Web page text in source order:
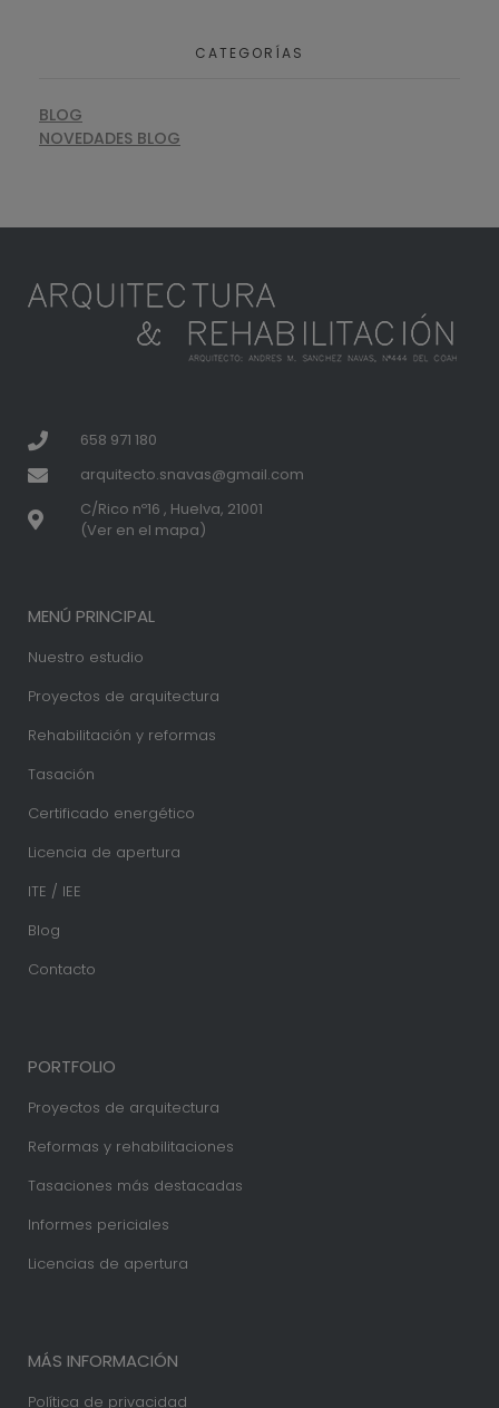
CATEGORÍAS
BLOG
NOVEDADES BLOG
658 971 180
arquitecto.snavas@gmail.com
C/Rico nº16 , Huelva, 21001
(Ver en el mapa)
MENÚ PRINCIPAL
Nuestro estudio
Proyectos de arquitectura
Rehabilitación y reformas
Tasación
Certificado energético
Licencia de apertura
ITE / IEE
Blog
Contacto
PORTFOLIO
Proyectos de arquitectura
Reformas y rehabilitaciones
Tasaciones más destacadas
Informes periciales
Licencias de apertura
MÁS INFORMACIÓN
Política de privacidad